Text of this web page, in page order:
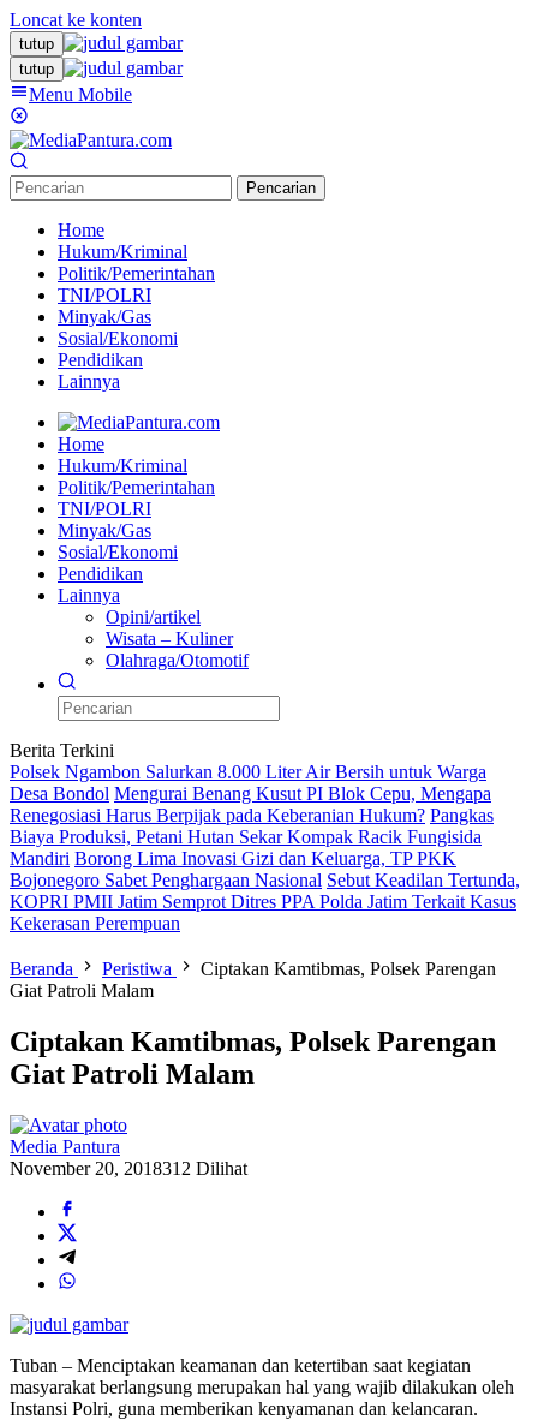
Loncat ke konten
tutup
tutup
Menu Mobile
Pencarian
Home
Hukum/Kriminal
Politik/Pemerintahan
TNI/POLRI
Minyak/Gas
Sosial/Ekonomi
Pendidikan
Lainnya
Home
Hukum/Kriminal
Politik/Pemerintahan
TNI/POLRI
Minyak/Gas
Sosial/Ekonomi
Pendidikan
Lainnya
Opini/artikel
Wisata – Kuliner
Olahraga/Otomotif
Berita Terkini
Polsek Ngambon Salurkan 8.000 Liter Air Bersih untuk Warga
Desa Bondol Mengurai Benang Kusut PI Blok Cepu, Mengapa
Renegosiasi Harus Berpijak pada Keberanian Hukum? Pangkas
Biaya Produksi, Petani Hutan Sekar Kompak Racik Fungisida
Mandiri Borong Lima Inovasi Gizi dan Keluarga, TP PKK
Bojonegoro Sabet Penghargaan Nasional Sebut Keadilan Tertunda,
KOPRI PMII Jatim Semprot Ditres PPA Polda Jatim Terkait Kasus
Kekerasan Perempuan
Beranda Peristiwa
Ciptakan Kamtibmas, Polsek Parengan
Giat Patroli Malam
Ciptakan Kamtibmas, Polsek Parengan
Giat Patroli Malam
Media Pantura
November 20, 2018312 Dilihat
Tuban – Menciptakan keamanan dan ketertiban saat kegiatan
masyarakat berlangsung merupakan hal yang wajib dilakukan oleh
Instansi Polri, guna memberikan kenyamanan dan kelancaran.